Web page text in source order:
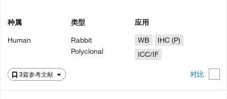
3篇参考文献 对比
种属
Human
类型
Rabbit
Polyclonal
应用
WB
IHC (P)
ICC/IF